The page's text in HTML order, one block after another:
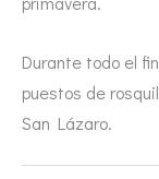
Durante todo el
puestos de
San Lázaro.